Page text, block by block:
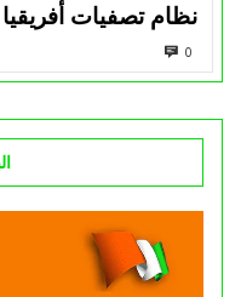
نظام تصفيات أفريقيا
0